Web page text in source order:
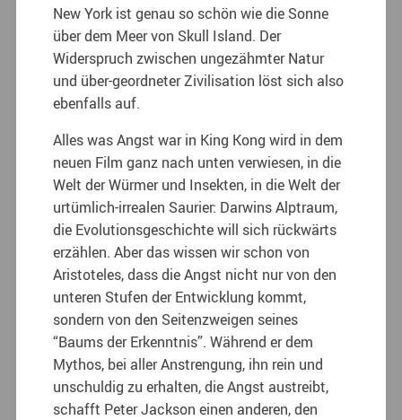
New York ist genau so schön wie die Sonne
über dem Meer von Skull Island. Der
Widerspruch zwischen ungezähmter Natur
und über-geordneter Zivilisation löst sich also
ebenfalls auf.
Alles was Angst war in King Kong wird in dem
neuen Film ganz nach unten verwiesen, in die
Welt der Würmer und Insekten, in die Welt der
urtümlich-irrealen Saurier: Darwins Alptraum,
die Evolutionsgeschichte will sich rückwärts
erzählen. Aber das wissen wir schon von
Aristoteles, dass die Angst nicht nur von den
unteren Stufen der Entwicklung kommt,
sondern von den Seitenzweigen seines
“Baums der Erkenntnis”. Während er dem
Mythos, bei aller Anstrengung, ihn rein und
unschuldig zu erhalten, die Angst austreibt,
schafft Peter Jackson einen anderen, den